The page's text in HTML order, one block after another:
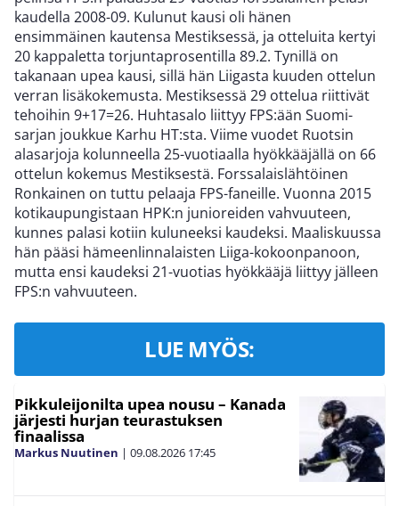
kaudella 2008-09. Kulunut kausi oli hänen
ensimmäinen kautensa Mestiksessä, ja otteluita kertyi
20 kappaletta torjuntaprosentilla 89.2. Tynillä on
takanaan upea kausi, sillä hän Liigasta kuuden ottelun
verran lisäkokemusta. Mestiksessä 29 ottelua riittivät
tehoihin 9+17=26. Huhtasalo liittyy FPS:ään Suomi-
sarjan joukkue Karhu HT:sta. Viime vuodet Ruotsin
alasarjoja kolunneella 25-vuotiaalla hyökkääjällä on 66
ottelun kokemus Mestiksestä. Forssalaislähtöinen
Ronkainen on tuttu pelaaja FPS-faneille. Vuonna 2015
kotikaupungistaan HPK:n junioreiden vahvuuteen,
kunnes palasi kotiin kuluneeksi kaudeksi. Maaliskuussa
hän pääsi hämeenlinnalaisten Liiga-kokoonpanoon,
mutta ensi kaudeksi 21-vuotias hyökkääjä liittyy jälleen
FPS:n vahvuuteen.
LUE MYÖS:
Pikkuleijonilta upea nousu – Kanada
järjesti hurjan teurastuksen
finaalissa
Markus Nuutinen | 09.08.2026 17:45